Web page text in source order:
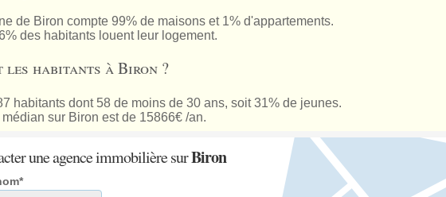
de Biron compte 99% de maisons et 1% d'appartements.
des habitants louent leur logement.
les habitants à Biron ?
habitants dont 58 de moins de 30 ans, soit 31% de jeunes.
médian sur Biron est de 15866€ /an.
une agence immobilière surBiron